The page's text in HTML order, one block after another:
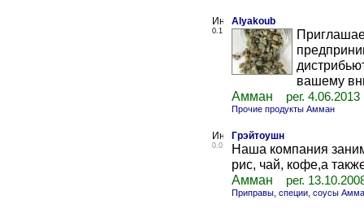
0.1
Alyakoub
вашему
Амман
рег. 4.06.2013
Прочие продукты Амман
0.0
Грэйтоушн
Наша компания
рис, чай, кофе,а
Амман
рег.
Приправы, специи, соусы